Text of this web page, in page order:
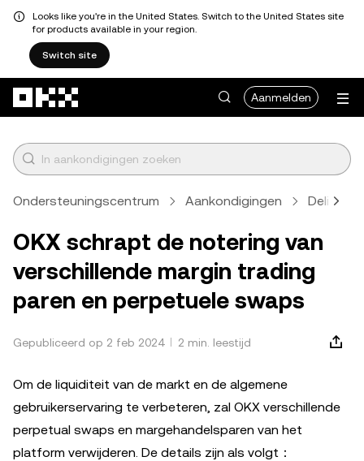
Looks like you're in the United States. Switch to the United States site
for products available in your region.
Switch site
Aanmelden
Ondersteuningscentrum Aankondigingen
OKX schrapt de notering van
verschillende margin trading
paren en perpetuele swaps
Gepubliceerd op 2 feb 2024 2 min. leestijd
Om de liquiditeit van de markt en de algemene
gebruikerservaring te verbeteren, zal OKX verschillende
perpetual swaps en margehandelsparen van het
platform verwijderen. De details zijn als volgt：